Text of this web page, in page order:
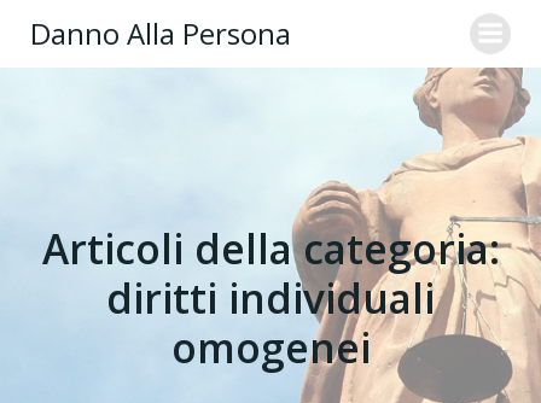
Danno Alla Persona
Articoli della categoria:
diritti individuali
omogenei